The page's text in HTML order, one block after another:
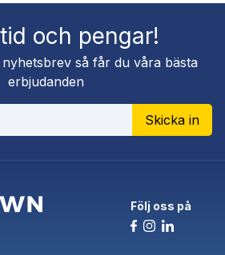
och pengar!
så får du våra bästa
erbjudanden
Skicka in
Följ oss på